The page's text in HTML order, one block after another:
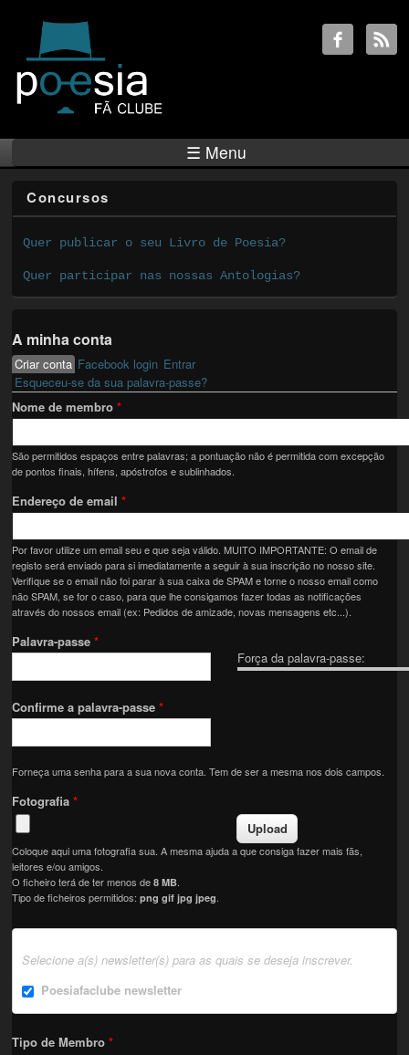
☰ Menu
Concursos
Quer publicar o seu Livro de Poesia?
Quer participar nas nossas Antologias?
A minha conta
Primary tabs
Criar conta (active tab)
Facebook login Entrar
Esqueceu-se da sua palavra-passe?
Nome de membro*
São permitidos espaços entre palavras; a pontuação não é permitida com excepção
de pontos finais, hífens, apóstrofos e sublinhados.
Endereço de email*
Por favor utilize um email seu e que seja válido. MUITO IMPORTANTE: O email de
registo será enviado para si imediatamente a seguir à sua inscrição no nosso site.
Verifique se o email não foi parar à sua caixa de SPAM e torne o nosso email como
não SPAM, se for o caso, para que lhe consigamos fazer todas as notificações
através do nossos email (ex: Pedidos de amizade, novas mensagens etc...).
Força da palavra-passe:
Palavra-passe*
Confirme a palavra-passe*
Forneça uma senha para a sua nova conta. Tem de ser a mesma nos dois campos.
Fotografia*
Coloque aqui uma fotografia sua. A mesma ajuda a que consiga fazer mais fãs,
leitores e/ou amigos.
O ficheiro terá de ter menos de8 MB
Tipo de ficheiros permitidos:png gif jpg jpeg
Selecione a(s) newsletter(s) para as quais se deseja inscrever.
Poesiafaclube newsletter
Tipo de Membro*